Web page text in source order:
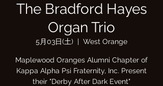
The Bradford Hayes
Organ Trio
5月03日(土)
  |
West Orange
Maplewood Oranges Alumni Chapter of
Kappa Alpha Psi Fraternity, Inc. Present
their "Derby After Dark Event"